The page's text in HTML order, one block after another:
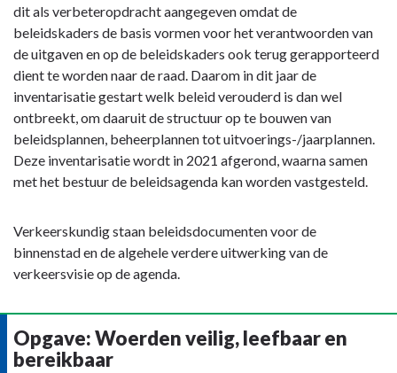
dit als verbeteropdracht aangegeven omdat de
beleidskaders de basis vormen voor het verantwoorden van
de uitgaven en op de beleidskaders ook terug gerapporteerd
dient te worden naar de raad. Daarom in dit jaar de
inventarisatie gestart welk beleid verouderd is dan wel
ontbreekt, om daaruit de structuur op te bouwen van
beleidsplannen, beheerplannen tot uitvoerings-/jaarplannen.
Deze inventarisatie wordt in 2021 afgerond, waarna samen
met het bestuur de beleidsagenda kan worden vastgesteld.
Verkeerskundig staan beleidsdocumenten voor de
binnenstad en de algehele verdere uitwerking van de
verkeersvisie op de agenda.
Opgave: Woerden veilig, leefbaar en
bereikbaar